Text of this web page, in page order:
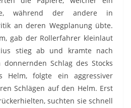
während der andere in
an deren Wegplanung übte.
gab der Rollerfahrer kleinlaut
stieg ab und kramte nach
donnernden Schlag des Stocks
Helm, folgte ein aggressiver
Schlägen auf den Helm. Erst
suchten sie schnell